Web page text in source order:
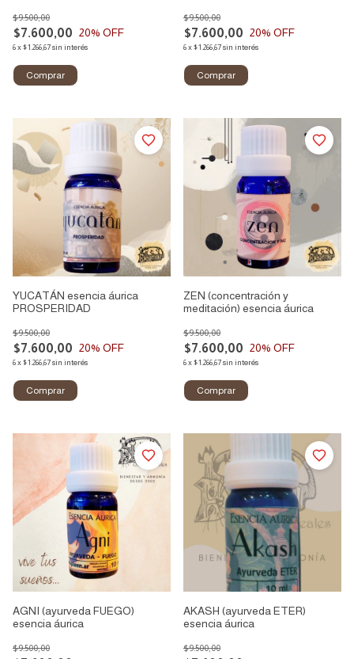
$7.600,00
$9.500,00
20% OFF
6x$1.266,67sin interés
$7.600,00
$9.500,00
20% OFF
6x$1.266,67sin interés
YUCATÁN esencia áurica
PROSPERIDAD
$7.600,00
$9.500,00
20% OFF
6x$1.266,67sin interés
ZEN (concentración y
meditación) esencia áurica
$7.600,00
$9.500,00
20% OFF
6x$1.266,67sin interés
AGNI (ayurveda FUEGO)
esencia áurica
$9.500,00
AKASH (ayurveda ETER)
esencia áurica
$9.500,00